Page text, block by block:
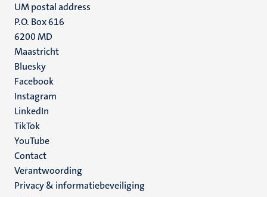
UM postal address
P.O. Box 616
6200 MD
Maastricht
Social
media
Bluesky
Facebook
Instagram
LinkedIn
TikTok
YouTube
Menu
footer
Contact
Verantwoording
Privacy & informatiebeveiliging